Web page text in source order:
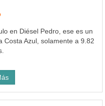
en Diésel Pedro, ese es un
Costa Azul, solamente a 9.82